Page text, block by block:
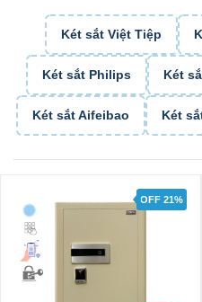
Két sắt Việt Tiệp
Két sắt Philips Két
Két sắt Aifeibao Két
OFF 21%